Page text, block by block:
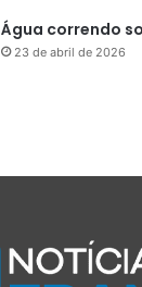
Água correndo
23 de abril de 2026